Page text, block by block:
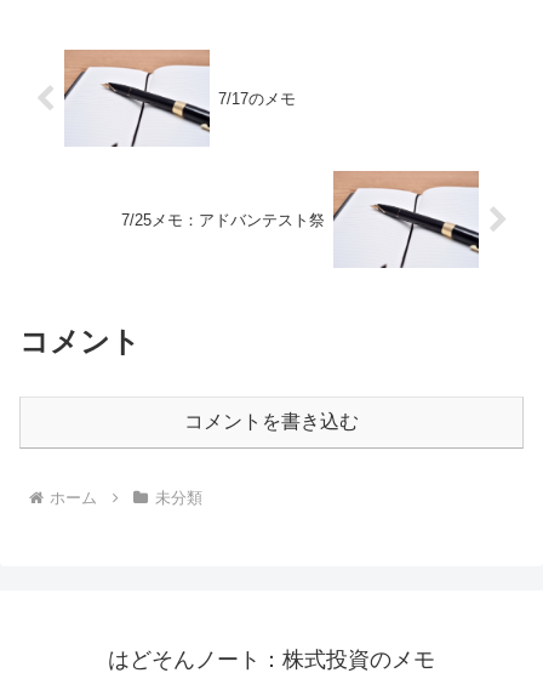
7/17のメモ
7/25メモ：アドバンテスト祭
コメント
コメントを書き込む
ホーム 未分類
はどそんノート：株式投資のメモ